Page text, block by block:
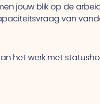
jouw blik op de
van
het werk met